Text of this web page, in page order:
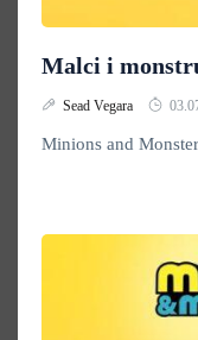
Malci i
Sead Vegara
Minions and